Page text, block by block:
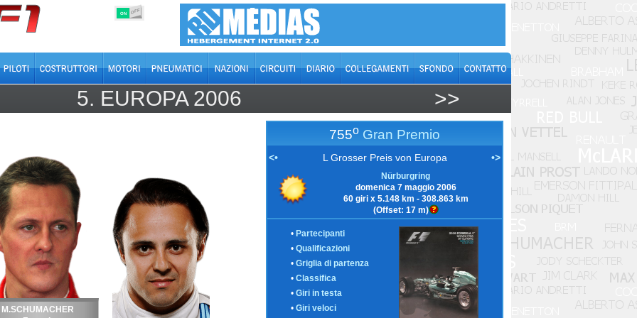
ON OFF
5. EUROPA 2006 >>
M.SCHUMACHER
755o Gran Premio
<• L Grosser Preis von Europa •>
Nürburgring
domenica 7 maggio 2006
60 giri x 5.148 km - 308.863 km
(Offset: 17 m)
• Partecipanti
• Qualificazioni
• Griglia di partenza
• Classifica
• Giri in testa
• Giri veloci